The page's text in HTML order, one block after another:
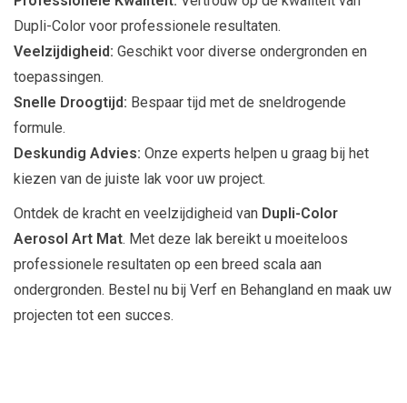
Dupli-Color voor professionele resultaten.
Veelzijdigheid: Geschikt voor diverse ondergronden en
toepassingen.
Snelle Droogtijd: Bespaar tijd met de sneldrogende
formule.
Deskundig Advies: Onze experts helpen u graag bij het
kiezen van de juiste lak voor uw project.
Ontdek de kracht en veelzijdigheid van Dupli-Color
Aerosol Art Mat. Met deze lak bereikt u moeiteloos
professionele resultaten op een breed scala aan
ondergronden. Bestel nu bij Verf en Behangland en maak uw
projecten tot een succes.